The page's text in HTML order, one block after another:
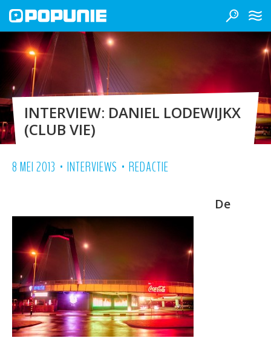
INTERVIEW: DANIEL LODEWIJKX
(CLUB VIE)
8 MEI 2013 • INTERVIEWS • REDACTIE
De